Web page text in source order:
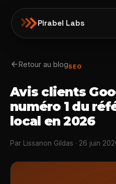
Pirabel Labs
arrow_backRetour au blogSEO
Avis clients
numéro 1 du
local en 2026
Par Lissanon Gildas · 26 juin